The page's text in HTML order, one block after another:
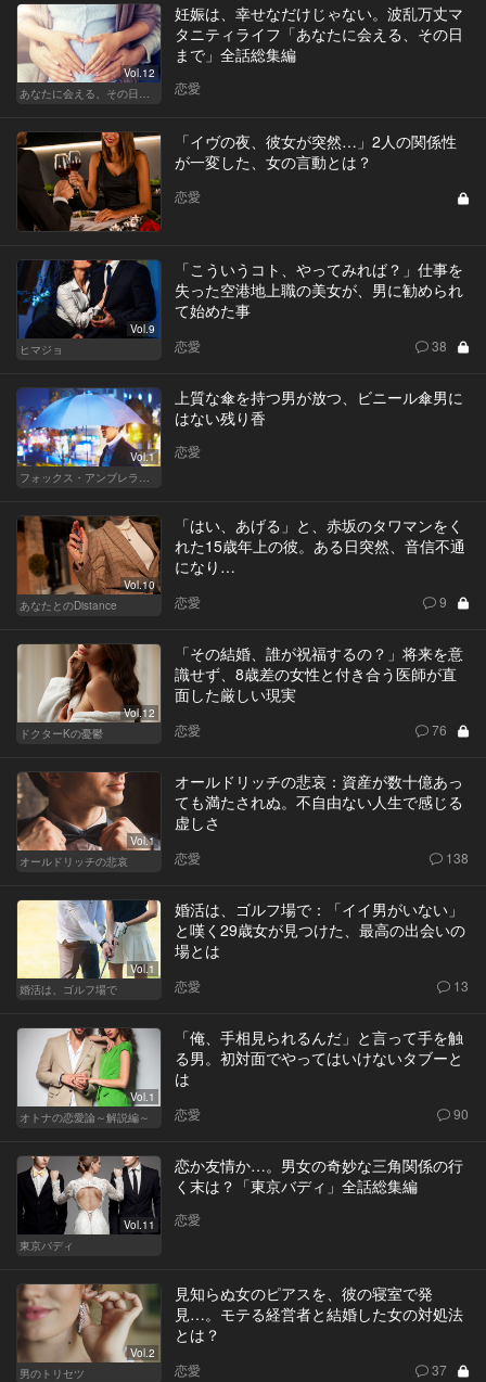
Vol.12
妊娠は、幸せなだけじゃない。波乱万丈マ
タニティライフ「あなたに会える、その日
まで」全話総集編
恋愛
「イヴの夜、彼女が突然…」2人の関係性
が一変した、女の言動とは？
恋愛
Vol.9
ヒマジョ
「こういうコト、やってみれば？」仕事を
失った空港地上職の美女が、男に勧められ
て始めた事
恋愛 38
Vol.1
上質な傘を持つ男が放つ、ビニール傘男に
はない残り香
恋愛
Vol.10
あなたとのDistance
「はい、あげる」と、赤坂のタワマンをく
れた15歳年上の彼。ある日突然、音信不通
になり…
恋愛 9
Vol.12
ドクターKの憂鬱
「その結婚、誰が祝福するの？」将来を意
識せず、8歳差の女性と付き合う医師が直
面した厳しい現実
恋愛 76
Vol.1
オールドリッチの悲哀
オールドリッチの悲哀：資産が数十億あっ
ても満たされぬ。不自由ない人生で感じる
虚しさ
恋愛 138
Vol.1
婚活は、ゴルフ場で
婚活は、ゴルフ場で：「イイ男がいない」
と嘆く29歳女が見つけた、最高の出会いの
場とは
恋愛 13
Vol.1
オトナの恋愛論～解説編～
「俺、手相見られるんだ」と言って手を触
る男。初対面でやってはいけないタブーと
は
恋愛 90
Vol.11
東京バディ
恋か友情か…。男女の奇妙な三角関係の行
く末は？「東京バディ」全話総集編
恋愛
Vol.2
男のトリセツ
見知らぬ女のピアスを、彼の寝室で発
見…。モテる経営者と結婚した女の対処法
とは？
恋愛 37